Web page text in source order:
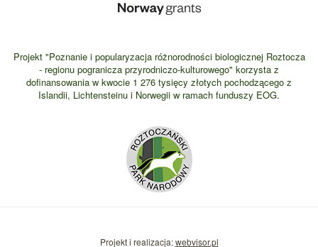
Projekt "Poznanie i popularyzacja różnorodności biologicznej Roztocza
- regionu pogranicza przyrodniczo-kulturowego" korzysta z
dofinansowania w kwocie 1 276 tysięcy złotych pochodzącego z
Islandii, Lichtensteinu i Norwegii w ramach funduszy EOG.
Projekt i realizacja:webvisor.pl